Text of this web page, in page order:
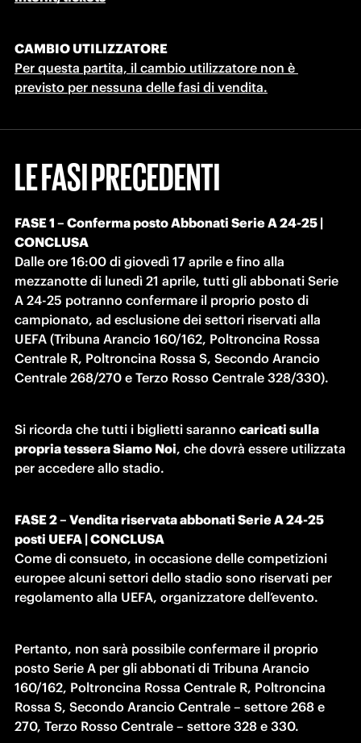
CAMBIO UTILIZZATORE
Per questa partita, il cambio utilizzatore non è
previsto per nessuna delle fasi di vendita.
LE FASI PRECEDENTI
FASE 1 – Conferma posto Abbonati Serie A 24-25 |
CONCLUSA
Dalle ore 16:00 di giovedì 17 aprile e fino alla
mezzanotte di lunedì 21 aprile, tutti gli abbonati Serie
A 24-25 potranno confermare il proprio posto di
campionato, ad esclusione dei settori riservati alla
UEFA (Tribuna Arancio 160/162, Poltroncina Rossa
Centrale R, Poltroncina Rossa S, Secondo Arancio
Centrale 268/270 e Terzo Rosso Centrale 328/330).
Si ricorda che tutti i biglietti saranno caricati sulla
propria tessera Siamo Noi, che dovrà essere utilizzata
per accedere allo stadio.
FASE 2 – Vendita riservata abbonati Serie A 24-25
posti UEFA | CONCLUSA
Come di consueto, in occasione delle competizioni
europee alcuni settori dello stadio sono riservati per
regolamento alla UEFA, organizzatore dell’evento.
Pertanto, non sarà possibile confermare il proprio
posto Serie A per gli abbonati di Tribuna Arancio
160/162, Poltroncina Rossa Centrale R, Poltroncina
Rossa S, Secondo Arancio Centrale – settore 268 e
270, Terzo Rosso Centrale – settore 328 e 330.